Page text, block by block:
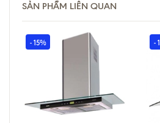
SẢN PHẨM LIÊN QUAN
- 15% -